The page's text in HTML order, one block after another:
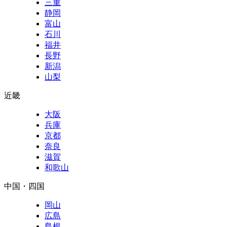
三重
静岡
富山
石川
福井
長野
新潟
山梨
近畿
大阪
兵庫
京都
奈良
滋賀
和歌山
中国・四国
岡山
広島